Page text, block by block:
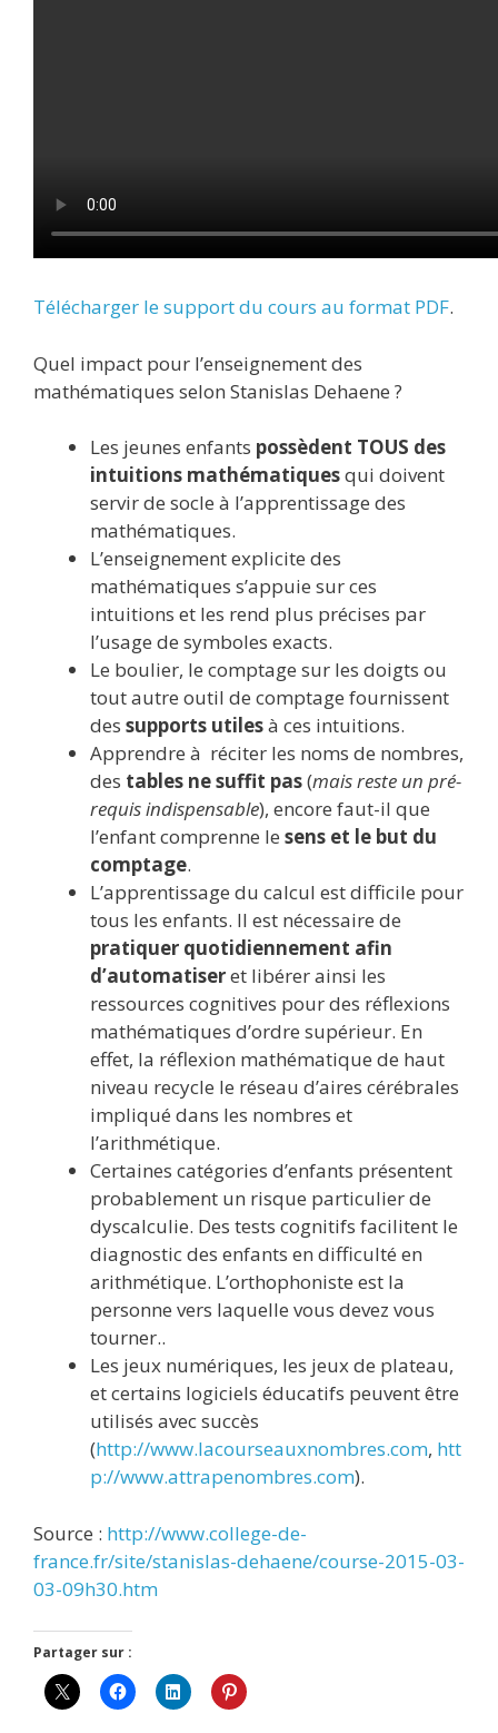
Télécharger le support du cours au format PDF.
Quel impact pour l’enseignement des
mathématiques selon Stanislas Dehaene ?
Les jeunes enfants possèdent TOUS des
intuitions mathématiquesqui doivent
servir de socle à l’apprentissage des
mathématiques.
L’enseignement explicite des
mathématiques s’appuie sur ces
intuitions et les rend plus précises par
l’usage de symboles exacts.
Le boulier, le comptage sur les doigts ou
tout autre outil de comptage fournissent
des supports utilesà ces intuitions.
Apprendre à réciter les noms de nombres,
des tables ne suffit pas(mais reste un pré-
requis indispensable), encore faut-il que
l’enfant comprenne le sens et le but du
comptage.
L’apprentissage du calcul est difficile pour
tous les enfants. Il est nécessaire de
pratiquer quotidiennement afin
d’automatiseret libérer ainsi les
ressources cognitives pour des réflexions
mathématiques d’ordre supérieur. En
effet, la réflexion mathématique de haut
niveau recycle le réseau d’aires cérébrales
impliqué dans les nombres et
l’arithmétique.
Certaines catégories d’enfants présentent
probablement un risque particulier de
dyscalculie. Des tests cognitifs facilitent le
diagnostic des enfants en difficulté en
arithmétique. L’orthophoniste est la
personne vers laquelle vous devez vous
tourner..
Les jeux numériques, les jeux de plateau,
et certains logiciels éducatifs peuvent être
utilisés avec succès
(http://www.lacourseauxnombres.com, htt
p://www.attrapenombres.com).
Source : http://www.college-de-
france.fr/site/stanislas-dehaene/course-2015-03-
03-09h30.htm
Partager sur :